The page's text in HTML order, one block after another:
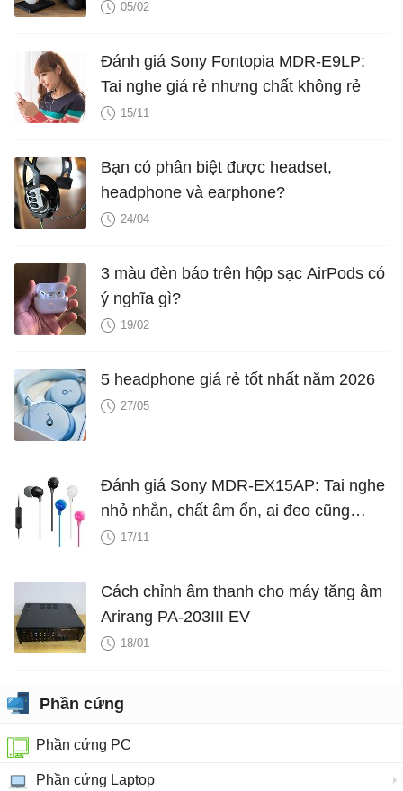
05/02
Đánh giá Sony Fontopia MDR-E9LP:
Tai nghe giá rẻ nhưng chất không rẻ
15/11
Bạn có phân biệt được headset,
headphone và earphone?
24/04
3 màu đèn báo trên hộp sạc AirPods có
ý nghĩa gì?
19/02
5 headphone giá rẻ tốt nhất năm 2026
27/05
Đánh giá Sony MDR-EX15AP: Tai nghe
nhỏ nhắn, chất âm ổn, ai đeo cũng
được
17/11
Cách chỉnh âm thanh cho máy tăng âm
Arirang PA-203III EV
18/01
Phần cứng
Phần cứng PC
Phần cứng Laptop